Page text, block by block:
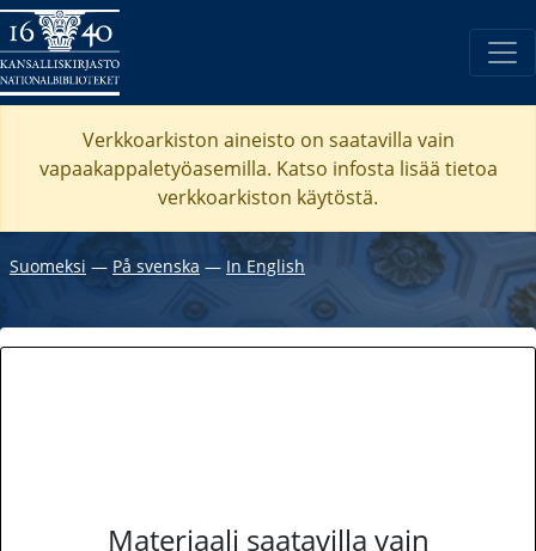
Verkkoarkiston aineisto on saatavilla vain
vapaakappaletyöasemilla. Katso infosta lisää tietoa
verkkoarkiston käytöstä.
Suomeksi ― På svenska ― In English
Materiaali saatavilla vain